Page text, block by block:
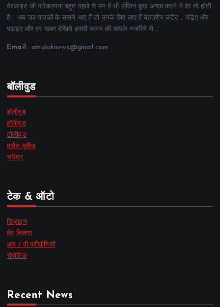
वेबसाइट की परिकल्पना बहुत पहले से मन में थी लेकिन कुछ अच्छा करने में देर तो होती
है। अब जब पाठकों के सामने आए हैं तो उनके लिए लाए हैं बेहतरीन कंटेंट .. पढ़िए और
पढ़ाइए और हर खबर देखिये हमारी कलम की आपके नजरिये से ..
Email : amolaknews@gmail.com
बॉलीवुड
बॉलीवुड
हॉलीवुड
टॉलीवुड
मार्वल मूवीज
चरित्र
टेक & ऑटो
डिज़ाइन
वेब विकास
आर / वी प्रौद्योगिकी
रोबोटिक
Recent News